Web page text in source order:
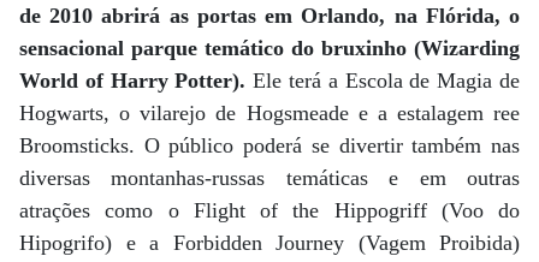
de 2010 abrirá as portas em Orlando, na Flórida, o
sensacional parque temático do bruxinho (Wizarding
World of Harry Potter). Ele terá a Escola de Magia de
Hogwarts, o vilarejo de Hogsmeade e a estalagem ree
Broomsticks. O público poderá se divertir também nas
diversas montanhas-russas temáticas e em outras
atrações como o Flight of the Hippogriff (Voo do
Hipogrifo) e a Forbidden Journey (Vagem Proibida)